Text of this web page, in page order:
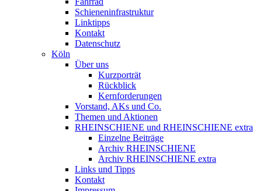
Schieneninfrastruktur
Linktipps
Kontakt
Datenschutz
Köln
Über uns
Kurzporträt
Rückblick
Kernforderungen
Vorstand, AKs und Co.
Themen und Aktionen
RHEINSCHIENE und RHEINSCHIENE extra
Einzelne Beiträge
Archiv RHEINSCHIENE
Archiv RHEINSCHIENE extra
Links und Tipps
Kontakt